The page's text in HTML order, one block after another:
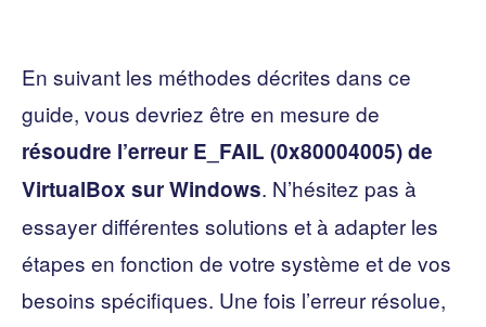
En suivant les méthodes décrites dans ce
guide, vous devriez être en mesure de
résoudre l’erreur E_FAIL (0x80004005) de
VirtualBox sur Windows. N’hésitez pas à
essayer différentes solutions et à adapter les
étapes en fonction de votre système et de vos
besoins spécifiques. Une fois l’erreur résolue,